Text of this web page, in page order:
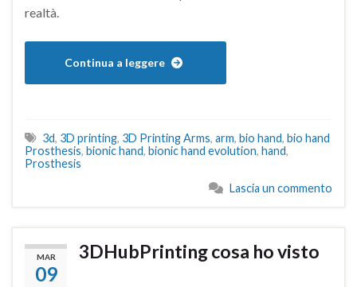
realtà.
Continua a leggere
3d, 3D printing, 3D Printing Arms, arm, bio hand, bio hand
Prosthesis, bionic hand, bionic hand evolution, hand,
Prosthesis
Lascia un commento
MAR
09
3DHubPrinting cosa ho visto